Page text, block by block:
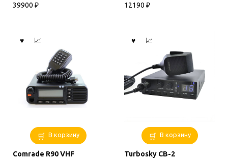
39900 ₽
12190 ₽
В корзину
Comrade R90 VHF
В корзину
Turbosky CB-2